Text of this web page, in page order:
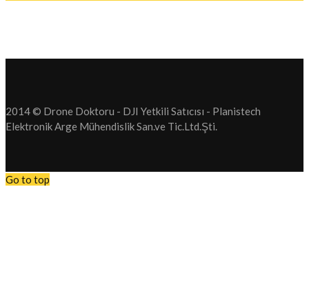
2014 © Drone Doktoru - DJI Yetkili Satıcısı - Planistech
Elektronik Arge Mühendislik San.ve Tic.Ltd.Şti.
Go to top